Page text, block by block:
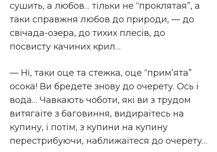
сушить, а любов… тiльки не “проклятая”, а
таки справжня любов до природи, — до
свiчада-озера, до тихих плесiв, до
посвисту качиних крил…
— Нi, таки оце та стежка, оце “прим’ята”
осока! Ви бредете знову до очерету. Ось i
вода… Чавкають чоботи, якi ви з трудом
витягаіте з баговиння, видираітесь на
купину, i потiм, з купини на купину
перестрибуючи, наближаітеся до очерету…